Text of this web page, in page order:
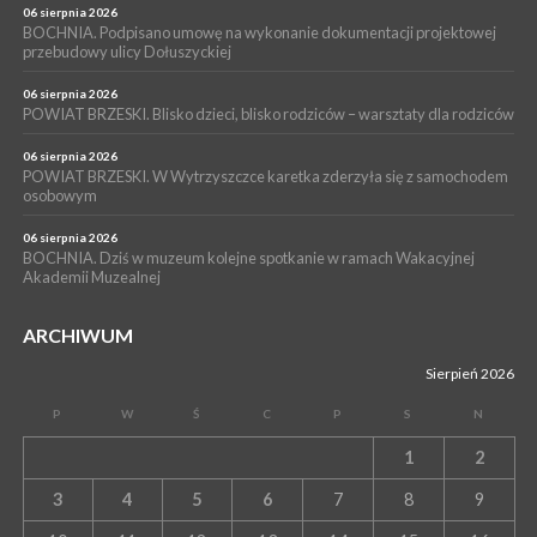
BOCHNIA. W niedzielę XXXII Memoriałowy Bieg Majora Bacy!
06 sierpnia 2026
BOCHNIA. Podpisano umowę na wykonanie dokumentacji projektowej
przebudowy ulicy Dołuszyckiej
06 sierpnia 2026
POWIAT BRZESKI. Blisko dzieci, blisko rodziców – warsztaty dla rodziców
06 sierpnia 2026
POWIAT BRZESKI. W Wytrzyszczce karetka zderzyła się z samochodem
osobowym
06 sierpnia 2026
BOCHNIA. Dziś w muzeum kolejne spotkanie w ramach Wakacyjnej
Akademii Muzealnej
ARCHIWUM
Sierpień 2026
P W Ś C P S N
1 2
3 4 5 6 7 8 9